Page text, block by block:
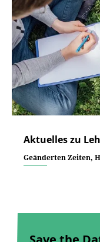
Aktuelles zu
Geänderten Zeiten,